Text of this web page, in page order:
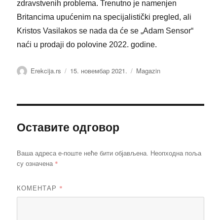
zdravstvenih problema. Trenutno je namenjen
Britancima upućenim na specijalistički pregled, ali
Kristos Vasilakos se nada da će se „Adam Sensor“
naći u prodaji do polovine 2022. godine.
Аутор
Erekcija.rs Објављено
15. новембар 2021. Категорије
Magazin
Оставите одговор
Ваша адреса е-поште неће бити објављена. Неопходна поља
су означена *
КОМЕНТАР *